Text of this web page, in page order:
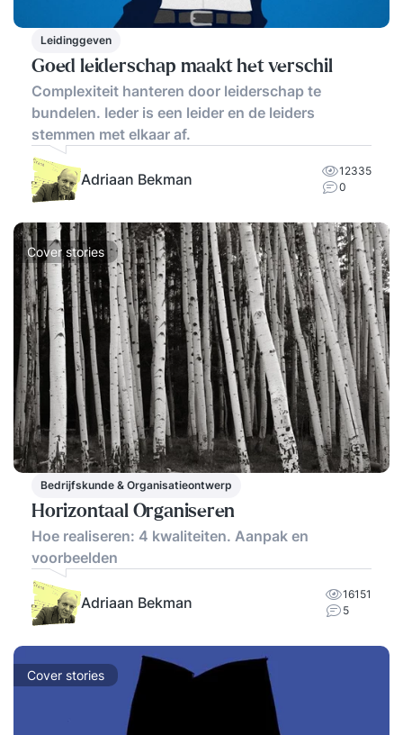
Leidinggeven
Goed leiderschap maakt het verschil
Complexiteit hanteren door leiderschap te
bundelen. Ieder is een leider en de leiders
stemmen met elkaar af.
Adriaan Bekman
12335
0
Cover stories
Bedrijfskunde & Organisatieontwerp
Horizontaal Organiseren
Hoe realiseren: 4 kwaliteiten. Aanpak en
voorbeelden
Adriaan Bekman
16151
5
Cover stories